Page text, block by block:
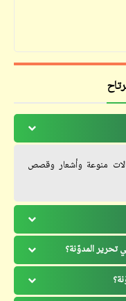
منوعة وأشعار وقصص
تحرير المدوّنة؟